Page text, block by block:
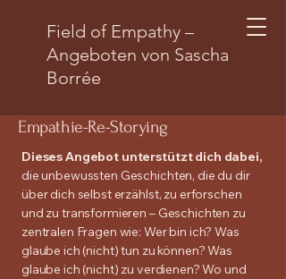
Field of Empathy –
Angeboten von Sascha
Borrée
Empathie-Re-Storying
Dieses Angebot unterstützt dich dabei,
die unbewussten Geschichten, die du dir
über dich selbst erzählst, zu erforschen
und zu transformieren – Geschichten zu
zentralen Fragen wie: Wer bin ich? Was
glaube ich (nicht) tun zu können? Was
glaube ich (nicht) zu verdienen? Wo und